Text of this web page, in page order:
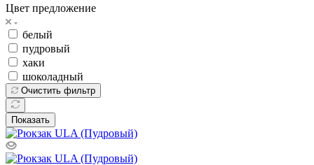
Цвет предложение
белый
пудровый
хаки
шоколадный
Очистить фильтр
Показать